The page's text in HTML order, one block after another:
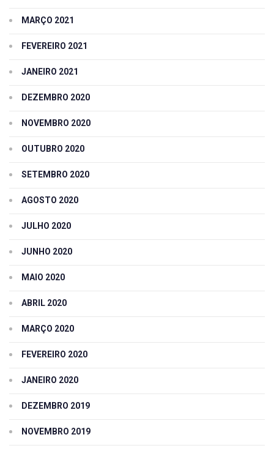
MARÇO 2021
FEVEREIRO 2021
JANEIRO 2021
DEZEMBRO 2020
NOVEMBRO 2020
OUTUBRO 2020
SETEMBRO 2020
AGOSTO 2020
JULHO 2020
JUNHO 2020
MAIO 2020
ABRIL 2020
MARÇO 2020
FEVEREIRO 2020
JANEIRO 2020
DEZEMBRO 2019
NOVEMBRO 2019